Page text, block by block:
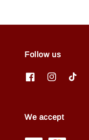
Follow us
We accept